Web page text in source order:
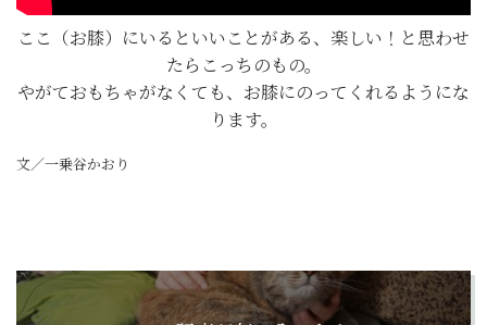
ここ（お膝）にいるといいことがある、楽しい！と思わせ
たらこっちのもの。
やがておもちゃがなくても、お膝にのってくれるようにな
ります。
文／一乗谷かおり